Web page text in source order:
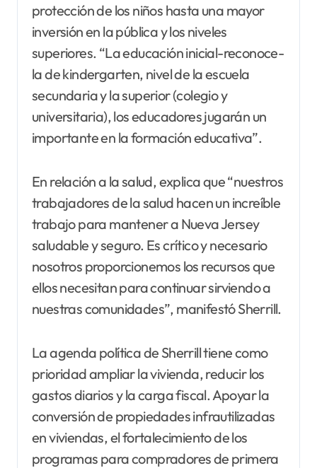
protección de los niños hasta una mayor
inversión en la pública y los niveles
superiores. “La educación inicial-reconoce-
la de kindergarten, nivel de la escuela
secundaria y la superior (colegio y
universitaria), los educadores jugarán un
importante en la formación educativa”.
En relación a la salud, explica que “nuestros
trabajadores de la salud hacen un increíble
trabajo para mantener a Nueva Jersey
saludable y seguro. Es crítico y necesario
nosotros proporcionemos los recursos que
ellos necesitan para continuar sirviendo a
nuestras comunidades”, manifestó Sherrill.
La agenda política de Sherrill tiene como
prioridad ampliar la vivienda, reducir los
gastos diarios y la carga fiscal. Apoyar la
conversión de propiedades infrautilizadas
en viviendas, el fortalecimiento de los
programas para compradores de primera